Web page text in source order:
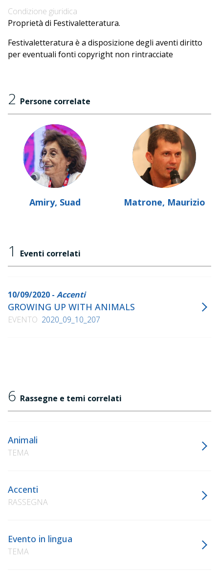
Condizione giuridica
Proprietà di Festivaletteratura.
Festivaletteratura è a disposizione degli aventi diritto
per eventuali fonti copyright non rintracciate
2 Persone correlate
Amiry, Suad Matrone, Maurizio
1 Eventi correlati
10/09/2020 - Accenti
GROWING UP WITH ANIMALS
EVENTO 2020_09_10_207
6 Rassegne e temi correlati
Animali
TEMA
Accenti
RASSEGNA
Evento in lingua
TEMA